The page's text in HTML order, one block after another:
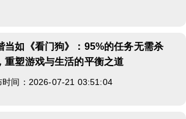
当如《看门狗》：95%的任务无需杀
重塑游戏与生活的平衡之道
时间：2026-07-21 03:51:04